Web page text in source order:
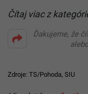
Čítaj viac z
Ďakujeme, že
Zdroje: TS/Pohoda, SIU